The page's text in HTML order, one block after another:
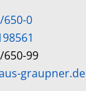
650-0
650-99
graupner.de